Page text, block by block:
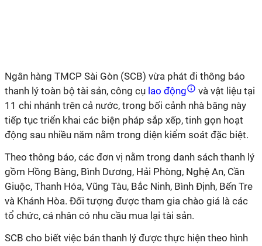
Ngân hàng TMCP Sài Gòn (SCB) vừa phát đi thông báo
thanh lý toàn bộ tài sản, công cụ lao động
và vật liệu tại
11 chi nhánh trên cả nước, trong bối cảnh nhà băng này
tiếp tục triển khai các biện pháp sắp xếp, tinh gọn hoạt
động sau nhiều năm nằm trong diện kiểm soát đặc biệt.
Theo thông báo, các đơn vị nằm trong danh sách thanh lý
gồm Hồng Bàng, Bình Dương, Hải Phòng, Nghệ An, Cần
Giuộc, Thanh Hóa, Vũng Tàu, Bắc Ninh, Bình Định, Bến Tre
và Khánh Hòa. Đối tượng được tham gia chào giá là các
tổ chức, cá nhân có nhu cầu mua lại tài sản.
SCB cho biết việc bán thanh lý được thực hiện theo hình